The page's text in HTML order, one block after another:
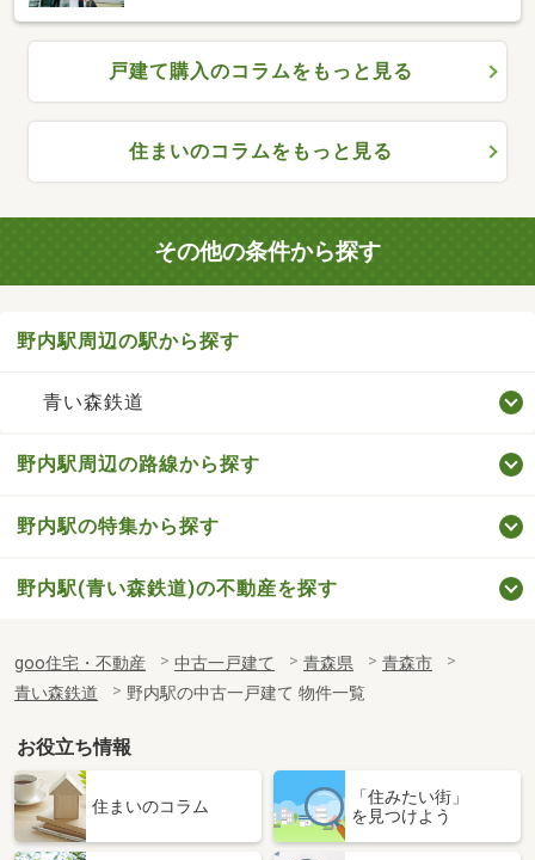
戸建て購入のコラムをもっと見る
住まいのコラムをもっと見る
その他の条件から探す
野内駅周辺の駅から探す
青い森鉄道
野内駅周辺の路線から探す
野内駅の特集から探す
野内駅(青い森鉄道)の不動産を探す
goo住宅・不動産 中古一戸建て 青森県
青森市
青い森鉄道
野内駅の中古一戸建て 物件一覧
お役立ち情報
住まいのコラム
「住みたい街」
を見つけよう